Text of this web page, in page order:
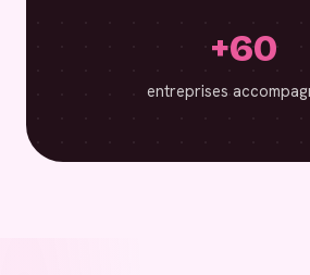
+60
entreprises